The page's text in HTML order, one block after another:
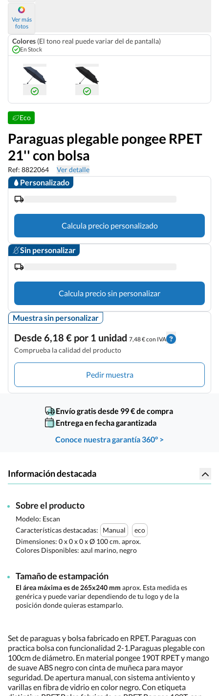
Ver más
fotos
Colores (El tono real puede variar del de pantalla)
En Stock
Eco
Paraguas plegable pongee RPET
21'' con bolsa
Ref: 8822064 Ver detalle
Personalizado
Calcula precio personalizado
Sin personalizar
Calcula precio sin personalizar
Muestra sin personalizar
Desde 6,18 € por 1 unidad 7,48 € con IVA
Comprueba la calidad del producto
Pedir muestra
Envío gratis desde 99 € de compra
Entrega en fecha garantizada
Conoce nuestra garantía 360° >
Información destacada
Sobre el producto
Modelo: Escan
Características destacadas:
Manual
eco
Dimensiones: 0 x 0 x 0 x Ø 100 cm. aprox.
Colores Disponibles: azul marino, negro
Tamaño de estampación
El área máxima es de 265x240 mm aprox. Esta medida es
genérica y puede variar dependiendo de tu logo y de la
posición donde quieras estamparlo.
Set de paraguas y bolsa fabricado en RPET. Paraguas con
practica bolsa con funcionalidad 2-1.Paraguas plegable con
100cm de diámetro. En material pongee 190T RPET y mango
de suave ABS negro con cinta de muñeca para mayor
seguridad. De apertura manual, con sistema antiviento y
varillas en fibra de vidrio en color negro. Con etiqueta